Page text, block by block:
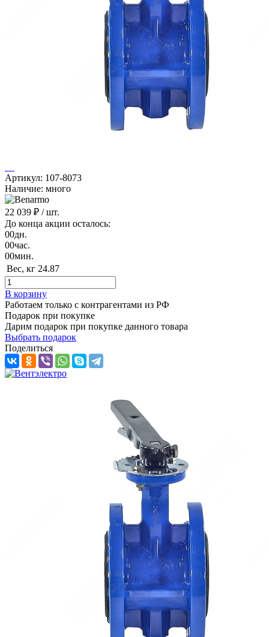
Артикул: 107-8073
Наличие: много
22 039 ₽ / шт.
До конца акции осталось:
00дн.
00час.
00мин.
Вес, кг 24.87
В корзину
Работаем только с контрагентами из РФ
Подарок при покупке
Дарим подарок при покупке данного товара
Выбрать подарок
Поделиться